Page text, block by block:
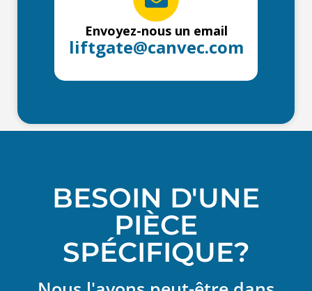
Envoyez-nous un email
liftgate@canvec.com
BESOIN D'UNE
PIÈCE
SPÉCIFIQUE?